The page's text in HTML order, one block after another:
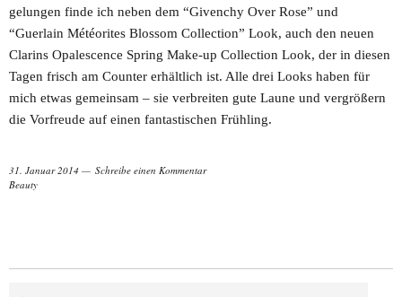
gelungen finde ich neben dem “Givenchy Over Rose” und
“Guerlain Météorites Blossom Collection” Look, auch den neuen
Clarins Opalescence Spring Make-up Collection Look, der in diesen
Tagen frisch am Counter erhältlich ist. Alle drei Looks haben für
mich etwas gemeinsam – sie verbreiten gute Laune und vergrößern
die Vorfreude auf einen fantastischen Frühling.
31. Januar 2014
Schreibe einen Kommentar
Beauty